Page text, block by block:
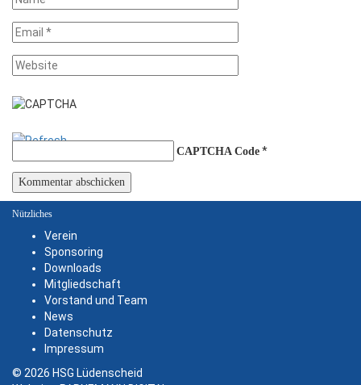
CAPTCHA Code *
Nützliches
Verein
Sponsoring
Downloads
Mitgliedschaft
Vorstand und Team
News
Datenschutz
Impressum
© 2026 HSG Lüdenscheid